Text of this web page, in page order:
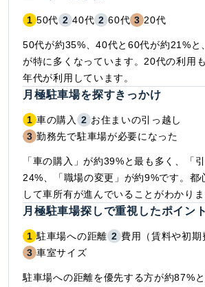
1 50代 2 40代 2 60代 3 20代
50代が約35%、40代と60代が約21%と
が特に多くなっています。20代の利用
年代が利用しています。
月極駐車場を探すきっかけ
1 車の購入 2 お住まいの引っ越し
3 勤務先で駐車場が必要になった
「車の購入」が約39%と最も多く、「
24%、「職場の変更」が約9%です。都
して車所有が進んでいることがわかりま
月極駐車場探しで重視したポイント
1 駐車場への距離 2 費用（賃料や初期
3 車室サイズ
駐車場への距離を優先する方が約87%